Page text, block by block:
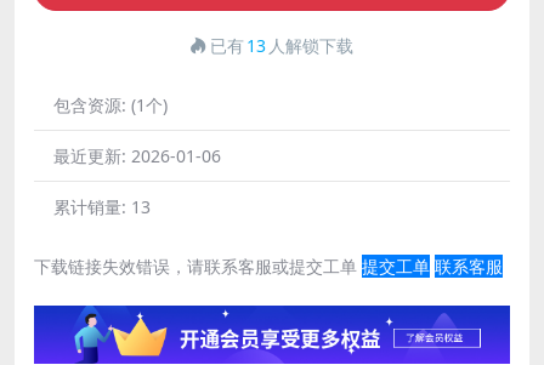
已有13 人解锁下载
包含资源: (1个)
最近更新: 2026-01-06
累计销量: 13
下载链接失效错误，请联系客服或提交工单 提交工单 联系客服